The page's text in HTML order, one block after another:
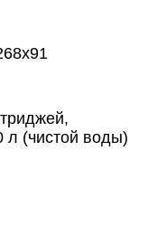
л (чистой воды)